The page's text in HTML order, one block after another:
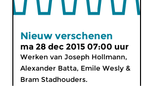
Nieuw verschenen
ma 28 dec 2015 07:00 uur
Werken van Joseph Hollmann,
Alexander Batta, Emile Wesly &
Bram Stadhouders.